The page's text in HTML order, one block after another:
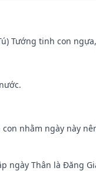
Tướng tinh con
nhằm ngày này
ngày Thân là Đăng